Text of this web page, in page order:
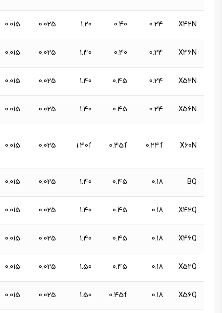
X42N
0.24
0.40
1.20
0.025
0.015
X46N
0.24
0.40
1.40
0.025
0.015
X52N
0.24
0.45
1.40
0.025
0.015
X56N
0.24
0.45
1.40
0.025
0.015
X60N
0.24f
0.45f
1.40f
0.025
0.015
BQ
0.18
0.45
1.40
0.025
0.015
X42Q
0.18
0.45
1.40
0.025
0.015
X46Q
0.18
0.45
1.40
0.025
0.015
X52Q
0.18
0.45
1.50
0.025
0.015
X56Q
0.18
0.45f
1.50
0.025
0.015